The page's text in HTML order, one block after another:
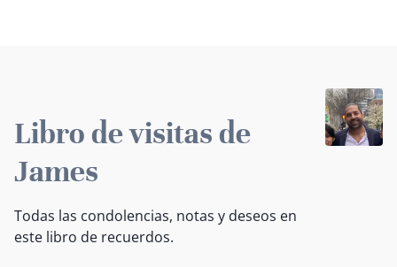
Libro de visitas de
James
Todas las condolencias, notas y deseos en
este libro de recuerdos.